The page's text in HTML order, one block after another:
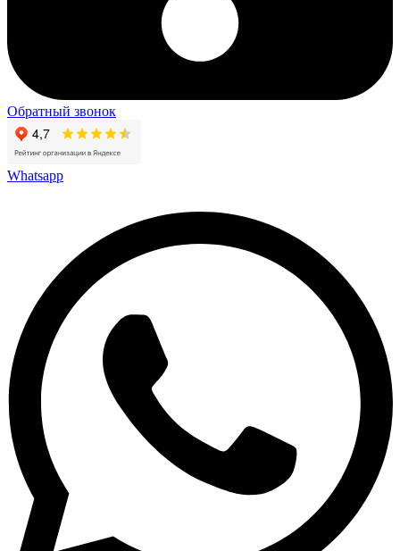
Обратный звонок
Whatsapp